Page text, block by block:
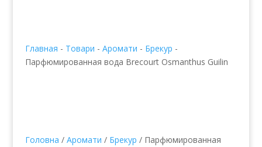
Главная - Товари - Аромати - Брекур -
Парфюмированная вода Brecourt Osmanthus Guilin
Головна / Аромати / Брекур / Парфюмированная